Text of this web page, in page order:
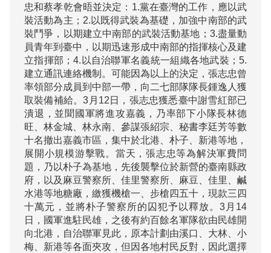
忠和蔡孝乾會晤並決定：1.黨在臺灣的工作，應以武
裝活動為主；2.以既得武裝為基礎，加強中南部的武
裝鬥爭，以期建立中南部的武裝活動基地；3.盡量動
員青年到臺中，以期迅速形成中南部的指揮核心及建
立指揮部；4.以自治聯軍名義統一組織各地武裝；5.
建立通訊連絡機制。可能因為以上的決定，張志忠曾
率領部分成員到中部一帶，向二七部隊隊長鍾逸人獲
取裝備補給。3月12日，張志忠獲悉臺中謝雪紅部已
潰退，並聞國軍將進攻嘉義，乃率部下小隊長林德
旺、林金城、林永南、參謀張紹宗、秘書李廷芳等數
十名撤出嘉義市區，集中於北港、朴子、新港等地，
展開小規模游擊戰。當天，張志忠等為解決軍費問
題，乃以朴子為基地，先後襲擊位於新營的臺南縣政
府，以及麻豆警察所、佳里警察所、麻豆、佳里、鹹
水港等地糖廠，繳獲機槍一、步槍四五十，現款三四
十萬元，並將朴子警察所的囚犯予以釋放。3月14
日，國軍進駐民雄，之後有約百餘名軍隊欲由民雄開
向北港，自治聯軍見此，原本計劃由溪口、大林、小
梅、新港等各面夾攻，但因各地村民反對，因此選擇